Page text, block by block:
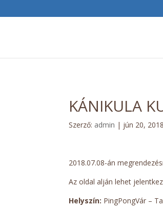
KÁNIKULA
Szerző: admin | jún 20, 2018
2018.07.08-án
Az oldal alján lehet
Helyszín: PingPongVár –